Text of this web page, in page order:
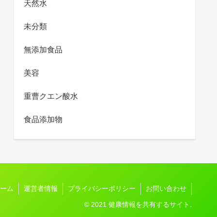
天然水
未分類
無添加食品
美容
重曹クエン酸水
食品添加物
ム 運営者情報 プライバシーポリシー お問い合わせ
© 2021 健康情報を共有するサイト.